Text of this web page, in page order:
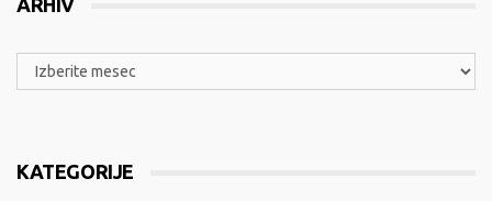
KATEGORIJE